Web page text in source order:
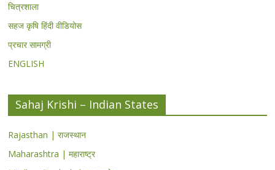
चित्रशाला
सहज कृषि हिंदी वीडियोस
प्रचार सामग्री
ENGLISH
Sahaj Krishi – Indian States
Rajasthan | राजस्थान
Maharashtra | महाराष्ट्र